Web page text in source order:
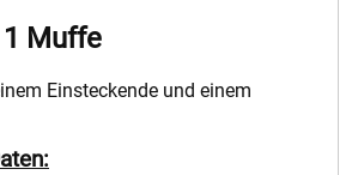
1 Muffe
Einsteckende und einem